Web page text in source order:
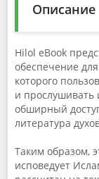
Описание
Hilol eBook
обеспечение
которого
и прослушивать
обширный
литература
Таким образом,
исповедует